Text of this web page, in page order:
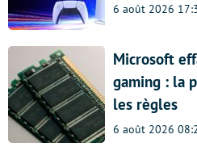
6 août 2026
Microsoft
gaming : la
les règles
6 août 2026